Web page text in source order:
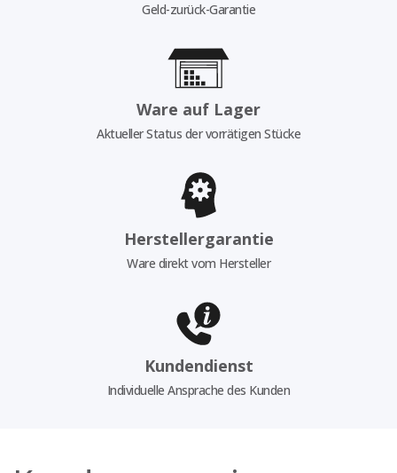
Geld-zurück-Garantie
Ware auf Lager
Aktueller Status der vorrätigen Stücke
Herstellergarantie
Ware direkt vom Hersteller
Kundendienst
Individuelle Ansprache des Kunden